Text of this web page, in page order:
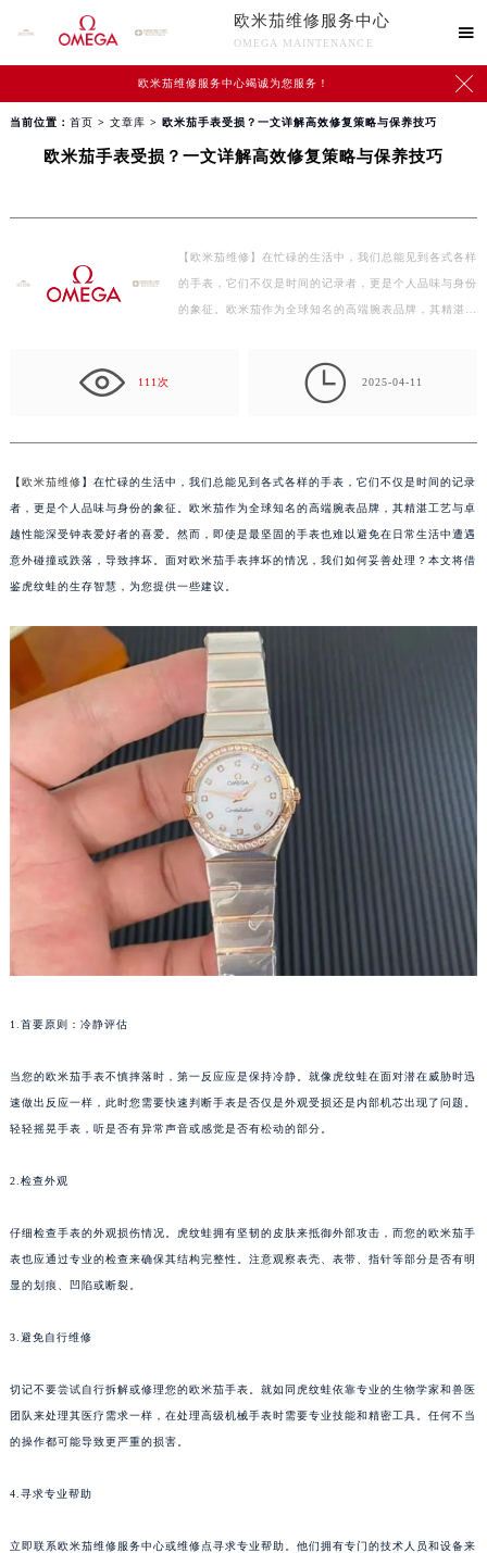
欧米茄维修服务中心
OMEGA MAINTENANCE

欧米茄维修服务中心竭诚为您服务！ 
当前位置： 首页 > 文章库 > 欧米茄手表受损？一文详解高效修复策略与保养技巧
欧米茄手表受损？一文详解高效修复策略与保养技巧
【欧米茄维修】在忙碌的生活中，我们总能见到各式各样
的手表，它们不仅是时间的记录者，更是个人品味与身份
的象征。欧米茄作为全球知名的高端腕表品牌，其精湛
111次  2025-04-11
【欧米茄维修】在忙碌的生活中，我们总能见到各式各样的手表，它们不仅是时间的记录
者，更是个人品味与身份的象征。欧米茄作为全球知名的高端腕表品牌，其精湛工艺与卓
越性能深受钟表爱好者的喜爱。然而，即使是最坚固的手表也难以避免在日常生活中遭遇
意外碰撞或跌落，导致摔坏。面对欧米茄手表摔坏的情况，我们如何妥善处理？本文将借
鉴虎纹蛙的生存智慧，为您提供一些建议。
1.首要原则：冷静评估
当您的欧米茄手表不慎摔落时，第一反应应是保持冷静。就像虎纹蛙在面对潜在威胁时迅
速做出反应一样，此时您需要快速判断手表是否仅是外观受损还是内部机芯出现了问题。
轻轻摇晃手表，听是否有异常声音或感觉是否有松动的部分。
2.检查外观
仔细检查手表的外观损伤情况。虎纹蛙拥有坚韧的皮肤来抵御外部攻击，而您的欧米茄手
表也应通过专业的检查来确保其结构完整性。注意观察表壳、表带、指针等部分是否有明
显的划痕、凹陷或断裂。
3.避免自行维修
切记不要尝试自行拆解或修理您的欧米茄手表。就如同虎纹蛙依靠专业的生物学家和兽医
团队来处理其医疗需求一样，在处理高级机械手表时需要专业技能和精密工具。任何不当
的操作都可能导致更严重的损害。
4.寻求专业帮助
立即联系欧米茄维修服务中心或维修点寻求专业帮助。他们拥有专门的技术人员和设备来